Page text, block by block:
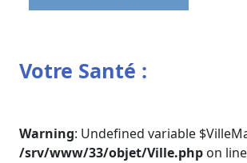
Votre Santé :
Warning: Undefined variable
/srv/www/33/objet/Ville.php on line